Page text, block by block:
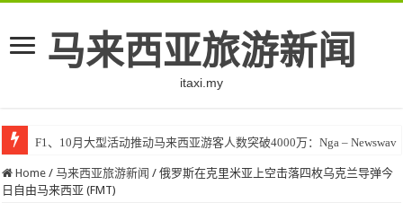
马来西亚旅游新闻
itaxi.my
F1、10月大型活动推动马来西亚游客人数突破4000万：Nga – Newswav
Home / 马来西亚旅游新闻 / 俄罗斯在克里米亚上空击落四枚乌克兰导弹今
日自由马来西亚 (FMT)